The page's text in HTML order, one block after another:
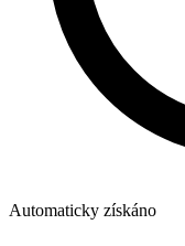
Automaticky získáno